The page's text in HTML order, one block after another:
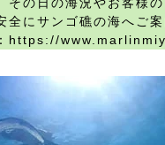
全にサンゴ礁の海へご
https://